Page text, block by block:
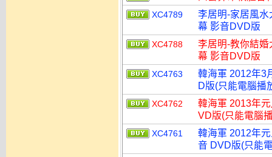
XC4789
李居明-家居風
幕 影音DVD版
XC4788
李居明-教你結
幕 影音DVD版
XC4763
韓海軍 2012年3
D版(只能電腦播
XC4762
韓海軍 2013年
VD版(只能電腦
XC4761
韓海軍 2012年
音 DVD版(只能